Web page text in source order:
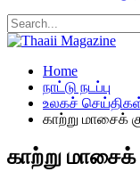
Home
நாட்டு நடப்பு
உலகச்
காற்று மாசைக்
காற்று